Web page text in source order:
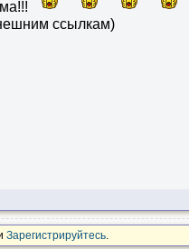
ссылкам)
Зарегистрируйтесь.